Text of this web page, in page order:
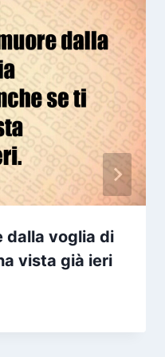
dalla voglia di
vista già ieri